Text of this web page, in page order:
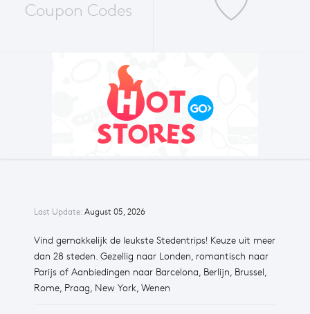
Last Update: August 05, 2026
Vind gemakkelijk de leukste Stedentrips! Keuze uit meer
dan 28 steden. Gezellig naar Londen, romantisch naar
Parijs of Aanbiedingen naar Barcelona, Berlijn, Brussel,
Rome, Praag, New York, Wenen
Coupon Codes